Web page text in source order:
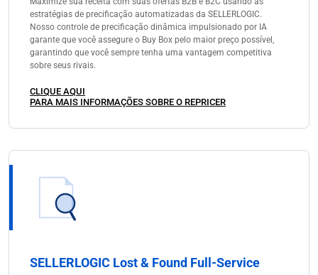
estratégias de precificação automatizadas da SELLERLOGIC.
Nosso controle de precificação dinâmica impulsionado por IA
garante que você assegure o Buy Box pelo maior preço possível,
garantindo que você sempre tenha uma vantagem competitiva
sobre seus rivais.
CLIQUE AQUI
PARA MAIS INFORMAÇÕES SOBRE O REPRICER
SELLERLOGIC Lost & Found Full-Service